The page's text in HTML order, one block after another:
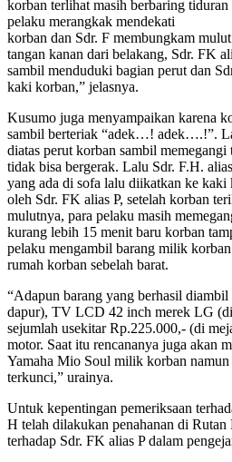
korban terlihat masih berbaring
pelaku merangkak mendekati
korban dan Sdr. F membungkam
tangan kanan dari belakang, Sdr. FK
sambil menduduki bagian perut dan
kaki korban,” jelasnya.
Kusumo juga menyampaikan karena
sambil berteriak “adek…! adek….!”.
diatas perut korban sambil
tidak bisa bergerak. Lalu Sdr. F.H.
yang ada di sofa lalu diikatkan ke
oleh Sdr. FK alias P, setelah korban
mulutnya, para pelaku masih
kurang lebih 15 menit baru korban
pelaku mengambil barang milik
rumah korban sebelah barat.
“Adapun barang yang berhasil
dapur), TV LCD 42 inch merek LG
sejumlah usekitar Rp.225.000,- (di
motor. Saat itu rencananya juga akan
Yamaha Mio Soul milik korban namun
terkunci,” urainya.
Untuk kepentingan pemeriksaan
H telah dilakukan penahanan di Rutan
terhadap Sdr. FK alias P dalam